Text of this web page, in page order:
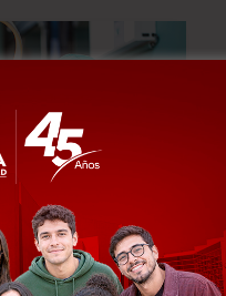
Ver Programas